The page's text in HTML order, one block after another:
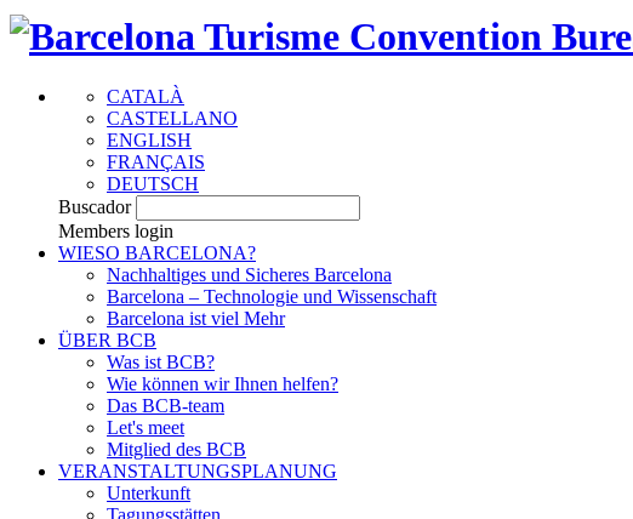
CATALÀ
CASTELLANO
ENGLISH
FRANÇAIS
DEUTSCH
Buscador
Members login
WIESO BARCELONA?
Nachhaltiges und Sicheres Barcelona
Barcelona – Technologie und Wissenschaft
Barcelona ist viel Mehr
ÜBER BCB
Was ist BCB?
Wie können wir Ihnen helfen?
Das BCB-team
Let's meet
Mitglied des BCB
VERANSTALTUNGSPLANUNG
Unterkunft
Tagungsstätten